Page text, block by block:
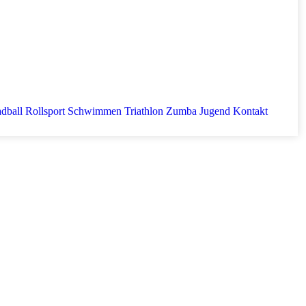
Rollsport Schwimmen Triathlon Zumba Jugend Kontakt